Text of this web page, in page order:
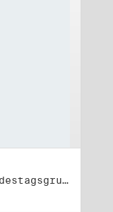
Titel: Unterlagen der Bundestagsgruppe und -fraktion Bündnis 90/Die Grünen (2)